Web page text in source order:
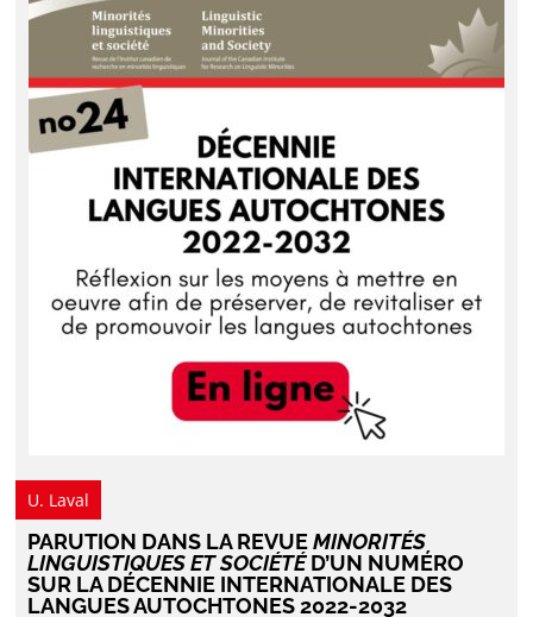
U. Laval
PARUTION DANS LA REVUEMINORITÉS
LINGUISTIQUES ET SOCIÉTÉD’UN NUMÉRO
SUR LA DÉCENNIE INTERNATIONALE DES
LANGUES AUTOCHTONES 2022-2032